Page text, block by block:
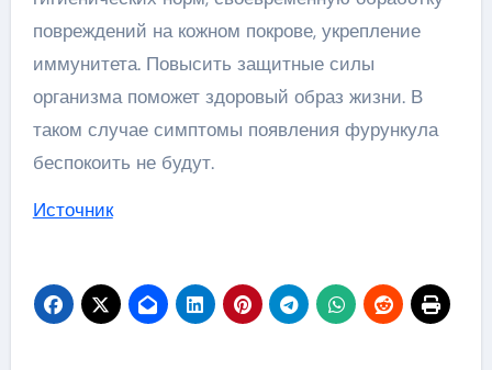
повреждений на кожном покрове, укрепление
иммунитета. Повысить защитные силы
организма поможет здоровый образ жизни. В
таком случае симптомы появления фурункула
беспокоить не будут.
Источник